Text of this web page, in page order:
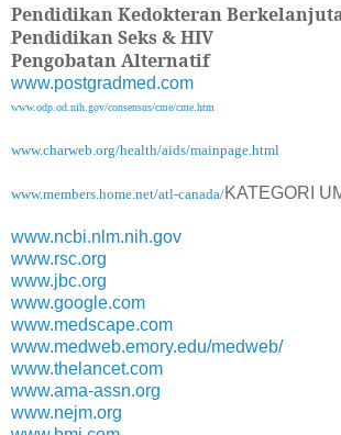
Pendidikan Kedokteran
Pendidikan Seks & HIV
Pengobatan Alternatif
www.postgradmed.com
www.odp.od.nih.gov/consensus/cme/cme.htm
www.charweb.org/health/aids/mainpage.html
www.members.home.net/atl-canada/KATEGORI
www.ncbi.nlm.nih.gov
www.rsc.org
www.jbc.org
www.google.com
www.medscape.com
www.medweb.emory.edu/medweb/
www.thelancet.com
www.ama-assn.org
www.nejm.org